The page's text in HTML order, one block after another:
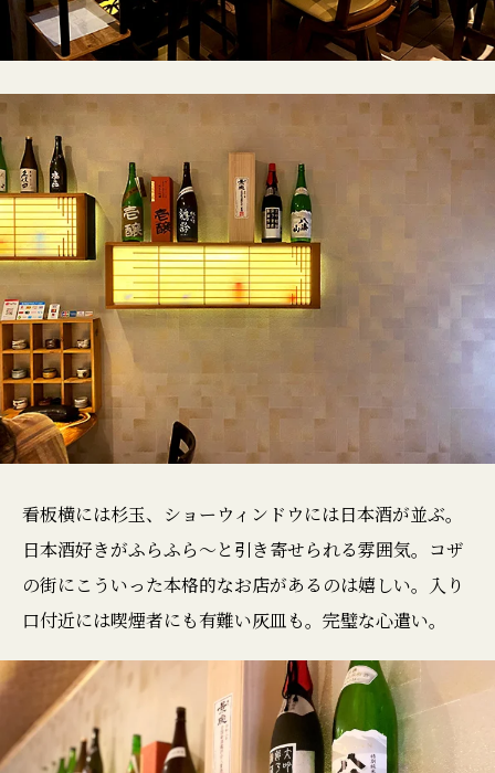
看板横には杉玉、ショーウィンドウには日本酒が並ぶ。
日本酒好きがふらふら〜と引き寄せられる雰囲気。コザ
の街にこういった本格的なお店があるのは嬉しい。入り
口付近には喫煙者にも有難い灰皿も。完璧な心遣い。